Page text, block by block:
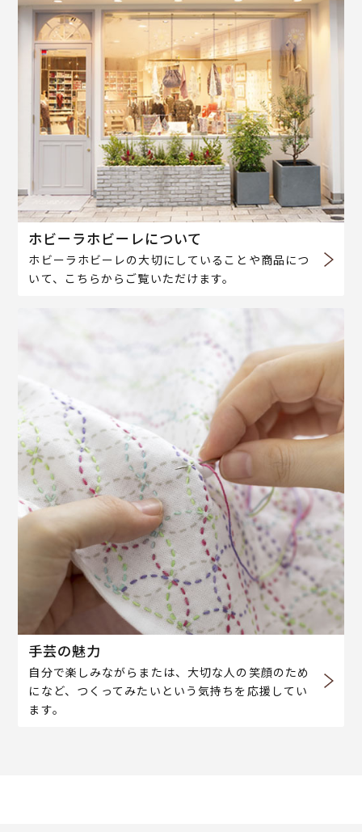
ホビーラホビーレについて
ホビーラホビーレの大切にしていることや商品につ
いて、こちらからご覧いただけます。
手芸の魅力
自分で楽しみながらまたは、大切な人の笑顔のため
になど、つくってみたいという気持ちを応援してい
ます。